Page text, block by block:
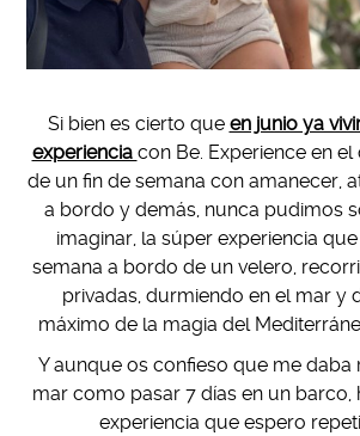
Si bien es cierto que en junio ya
experiencia con Be. Experience en
de un fin de semana con amanecer,
a bordo y demás, nunca pudimos
imaginar, la súper experiencia
semana a bordo de un velero,
privadas, durmiendo en el mar y
máximo de la magia del
Y aunque os confieso que me daba
mar como pasar 7 días en un barco,
experiencia que espero